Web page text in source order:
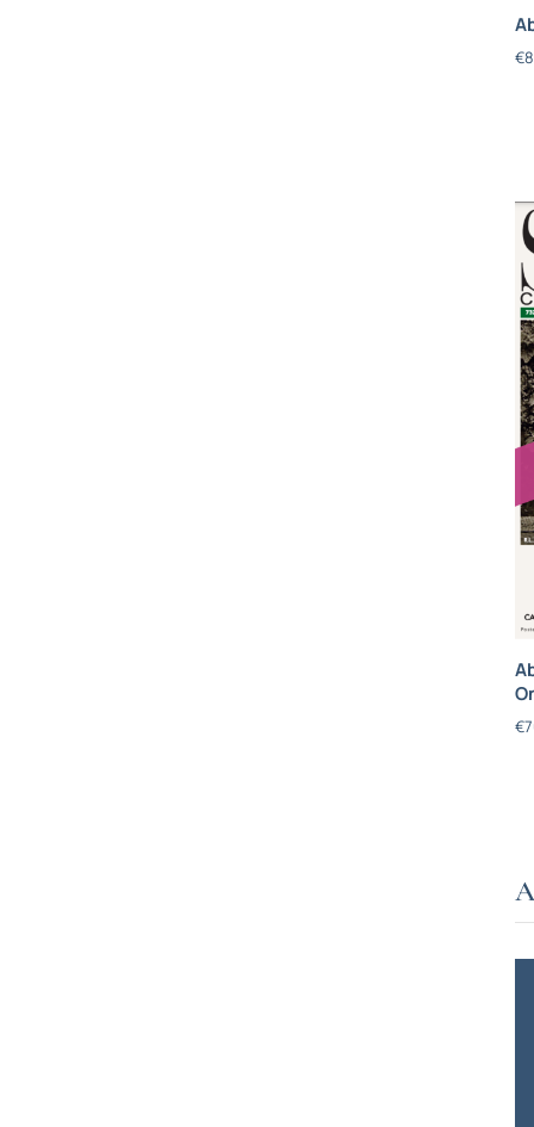
€
€